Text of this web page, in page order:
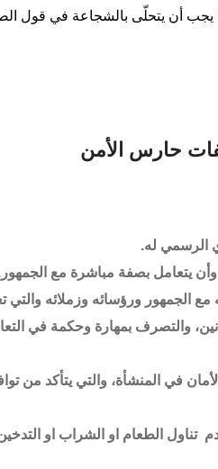
أن يتحلّى بالشجاعة في قول
حارس الأمن
الرسمي له.
يتعامل بصفة مباشرة مع
مع الجمهور ورؤسائه وزملائه
والتصرف بمهارة وحكمة في
في المنشأة، والتي يتأكد من
تناول الطعام او الشراب او